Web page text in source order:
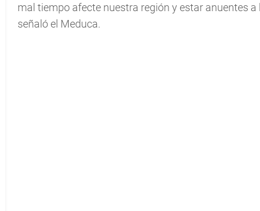
mal tiempo afecte nuestra región y estar anuentes
señaló el Meduca.